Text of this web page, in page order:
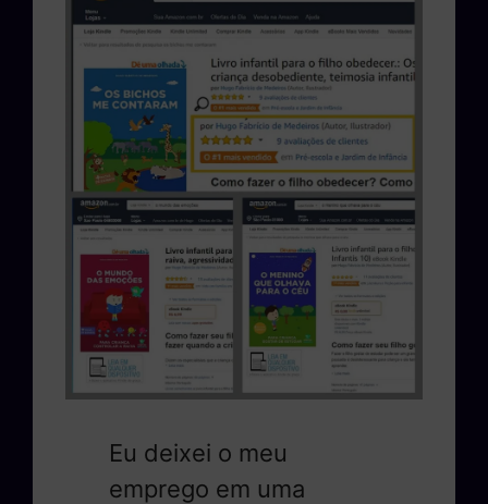
Eu deixei o meu
emprego em uma